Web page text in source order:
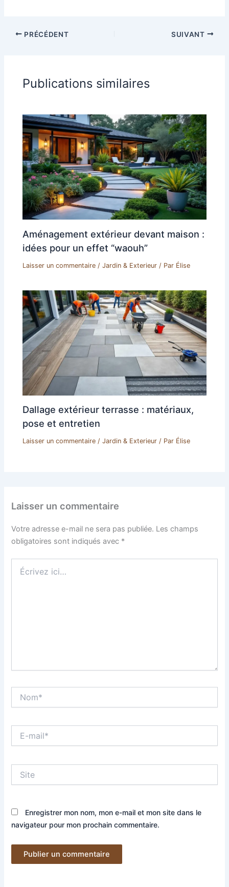
PRÉCÉDENT SUIVANT
Publications similaires
Aménagement extérieur devant maison :
idées pour un effet “waouh”
Laisser un commentaire /Jardin & Exterieur / Par Élise
Dallage extérieur terrasse : matériaux,
pose et entretien
Laisser un commentaire /Jardin & Exterieur / Par Élise
Laisser un commentaire
Votre adresse e-mail ne sera pas publiée. Les champs
obligatoires sont indiqués avec *
ici…
mail*
Enregistrer mon nom, mon e-mail et mon site dans le
navigateur pour mon prochain commentaire.